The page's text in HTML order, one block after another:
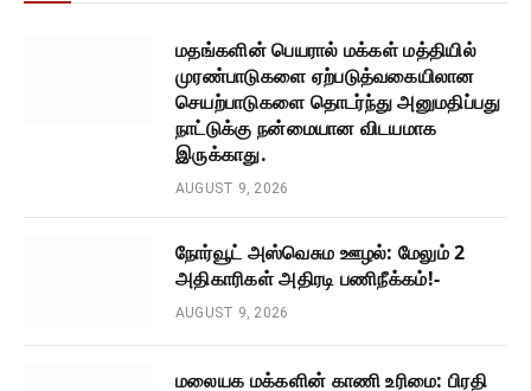
மதங்களின் பெயரால் மக்கள் மத்தியில்
முரண்பாடுகளை ஏற்படுத்வகையிலான
செயற்பாடுகளை தொடர்ந்து அனுமதிப்பது
நாட்டுக்கு நன்மையான விடயமாக
இருக்காது.
AUGUST 9, 2026
நோர்வூட் அஸ்வெசும ஊழல்: மேலும் 2
அதிகாரிகள் அதிரடி பணிநீக்கம்!-
AUGUST 9, 2026
மலையக மக்களின் காணி உரிமை: பிரதி